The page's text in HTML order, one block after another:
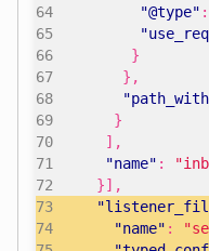
"@type" :
}
},
}
],
"name" :
}],
"name" :